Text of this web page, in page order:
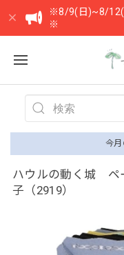
※8/9(日)~8/12(
※
今
ハウルの動く城 ペ
子（2919）